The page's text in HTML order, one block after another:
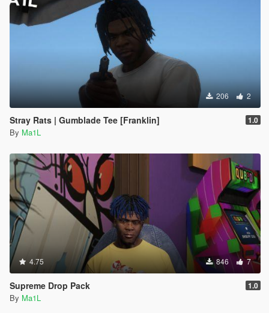
206 2
Stray Rats | Gumblade Tee [Franklin] 1.0
By Ma1L
4.75 846 7
Supreme Drop Pack 1.0
By Ma1L